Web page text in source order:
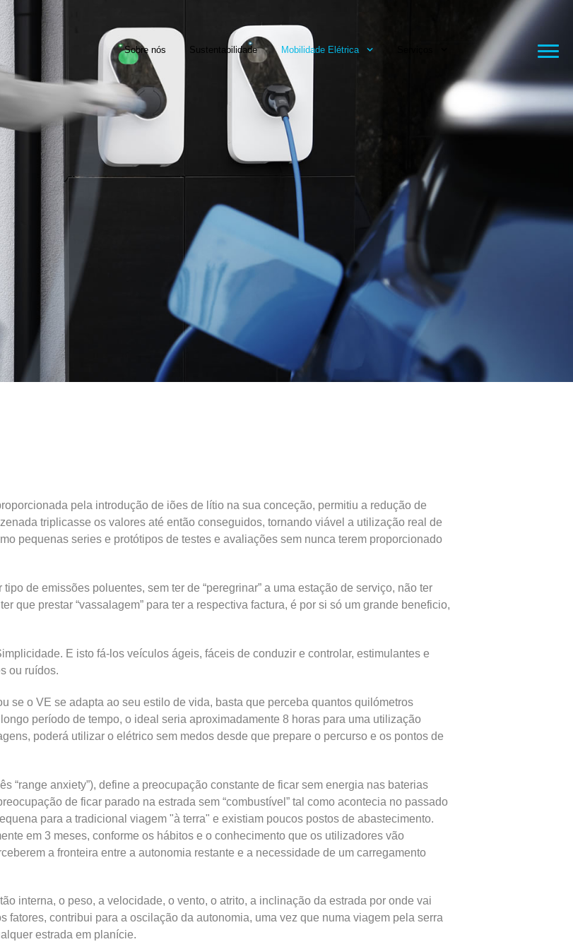
Sobre nós Sustentabilidade Mobilidade Elétrica
pela introdução de iões de lítio na sua conceção, permitiu a redução de
triplicasse os valores até então conseguidos, tornando viável a utilização real de
pequenas series e protótipos de testes e avaliações sem nunca terem proporcionado
de emissões poluentes, sem ter de “peregrinar” a uma estação de serviço, não ter
que prestar “vassalagem” para ter a respectiva factura, é por si só um grande beneficio,
E isto fá-los veículos ágeis, fáceis de conduzir e controlar, estimulantes e
ou ruídos.
se o VE se adapta ao seu estilo de vida, basta que perceba quantos quilómetros
período de tempo, o ideal seria aproximadamente 8 horas para uma utilização
poderá utilizar o elétrico sem medos desde que prepare o percurso e os pontos de
“range anxiety”), define a preocupação constante de ficar sem energia nas baterias
de ficar parado na estrada sem “combustível” tal como acontecia no passado
para a tradicional viagem "à terra" e existiam poucos postos de abastecimento.
em 3 meses, conforme os hábitos e o conhecimento que os utilizadores vão
a fronteira entre a autonomia restante e a necessidade de um carregamento
interna, o peso, a velocidade, o vento, o atrito, a inclinação da estrada por onde vai
fatores, contribui para a oscilação da autonomia, uma vez que numa viagem pela serra
estrada em planície.